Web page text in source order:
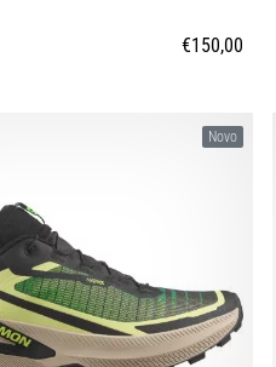
€150,00
Novo